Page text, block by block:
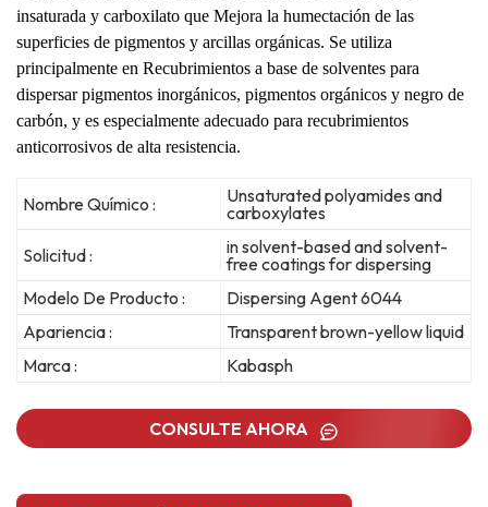
insaturada y carboxilato que Mejora la humectación de las
superficies de pigmentos y arcillas orgánicas. Se utiliza
principalmente en Recubrimientos a base de solventes para
dispersar pigmentos inorgánicos, pigmentos orgánicos y negro de
carbón, y es especialmente adecuado para recubrimientos
anticorrosivos de alta resistencia.
Nombre Químico :
Unsaturated polyamides and
carboxylates
Solicitud :
in solvent-based and solvent-
free coatings for dispersing
Modelo De Producto :
Dispersing Agent 6044
Apariencia :
Transparent brown-yellow liquid
Marca :
Kabasph
CONSULTE AHORA